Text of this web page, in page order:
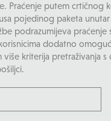
Praćenje putem crtičnog
pojedinog paketa
podrazumijeva praćenje
dodatno
kriterija pretraživanja s